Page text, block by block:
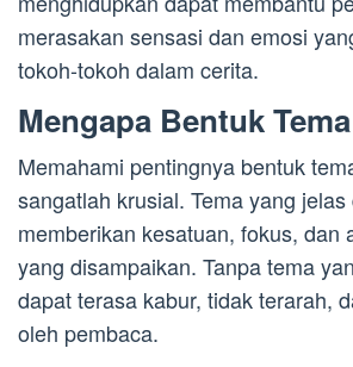
merasakan sensasi dan emosi
tokoh-tokoh dalam cerita.
Mengapa Bentuk
Memahami pentingnya bentuk
sangatlah krusial. Tema yang
memberikan kesatuan, fokus, dan
yang disampaikan. Tanpa tema
dapat terasa kabur, tidak terarah,
oleh pembaca.